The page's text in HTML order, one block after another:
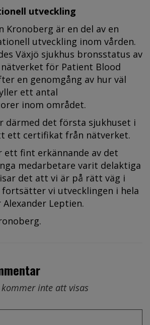
utveckling
Kronoberg är en del av en
utveckling inom vården.
Växjö sjukhus bronsstatus av
för Patient Blood
en genomgång av hur väl
ett antal
inom området.
därmed det första sjukhuset i
ett certifikat från nätverket.
ett fint erkännande av det
medarbetare varit delaktiga
det att vi är på rätt väg i
vi utvecklingen i hela
Leptien.
inte att visas